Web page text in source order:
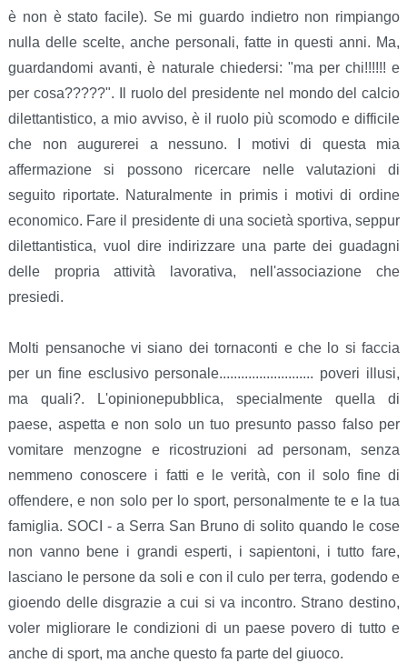
è non è stato facile). Se mi guardo indietro non rimpiango
nulla delle scelte, anche personali, fatte in questi anni. Ma,
guardandomi avanti, è naturale chiedersi: "ma per chi!!!!!! e
per cosa?????". Il ruolo del presidente nel mondo del calcio
dilettantistico, a mio avviso, è il ruolo più scomodo e difficile
che non augurerei a nessuno. I motivi di questa mia
affermazione si possono ricercare nelle valutazioni di
seguito riportate. Naturalmente in primis i motivi di ordine
economico. Fare il presidente di una società sportiva, seppur
dilettantistica, vuol dire indirizzare una parte dei guadagni
delle propria attività lavorativa, nell'associazione che
presiedi.
Molti pensanoche vi siano dei tornaconti e che lo si faccia
per un fine esclusivo personale.......................... poveri illusi,
ma quali?. L'opinionepubblica, specialmente quella di
paese, aspetta e non solo un tuo presunto passo falso per
vomitare menzogne e ricostruzioni ad personam, senza
nemmeno conoscere i fatti e le verità, con il solo fine di
offendere, e non solo per lo sport, personalmente te e la tua
famiglia. SOCI - a Serra San Bruno di solito quando le cose
non vanno bene i grandi esperti, i sapientoni, i tutto fare,
lasciano le persone da soli e con il culo per terra, godendo e
gioendo delle disgrazie a cui si va incontro. Strano destino,
voler migliorare le condizioni di un paese povero di tutto e
anche di sport, ma anche questo fa parte del giuoco.